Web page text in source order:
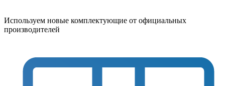
Используем новые комплектующие от официальных
производителей